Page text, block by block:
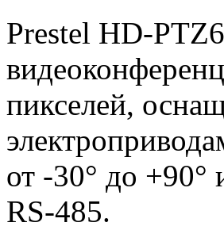
Prestel HD-
пикселей,
от -30° до +90°
RS-485.